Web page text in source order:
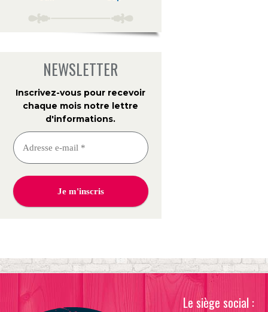
NEWSLETTER
Inscrivez-vous pour recevoir
chaque mois notre lettre
d'informations.
Le siège social :